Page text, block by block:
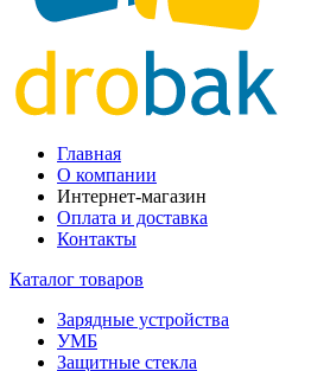
Главная
О компании
Интернет-магазин
Оплата и доставка
Контакты
Каталог товаров
Зарядные устройства
УМБ
Защитные стекла